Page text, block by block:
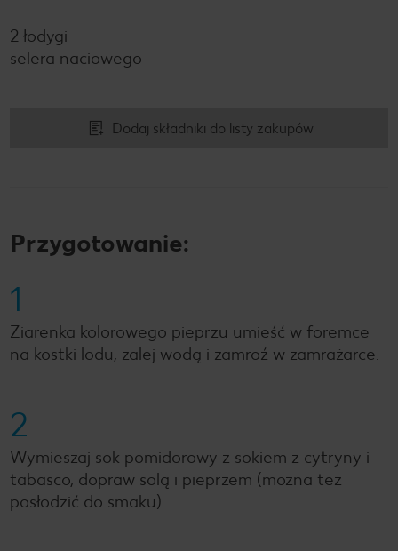
2 łodygi
selera naciowego
Dodaj składniki do listy zakupów
Przygotowanie:
1
Ziarenka kolorowego pieprzu umieść w foremce
na kostki lodu, zalej wodą i zamroź w zamrażarce.
2
Wymieszaj sok pomidorowy z sokiem z cytryny i
tabasco, dopraw solą i pieprzem (można też
posłodzić do smaku).